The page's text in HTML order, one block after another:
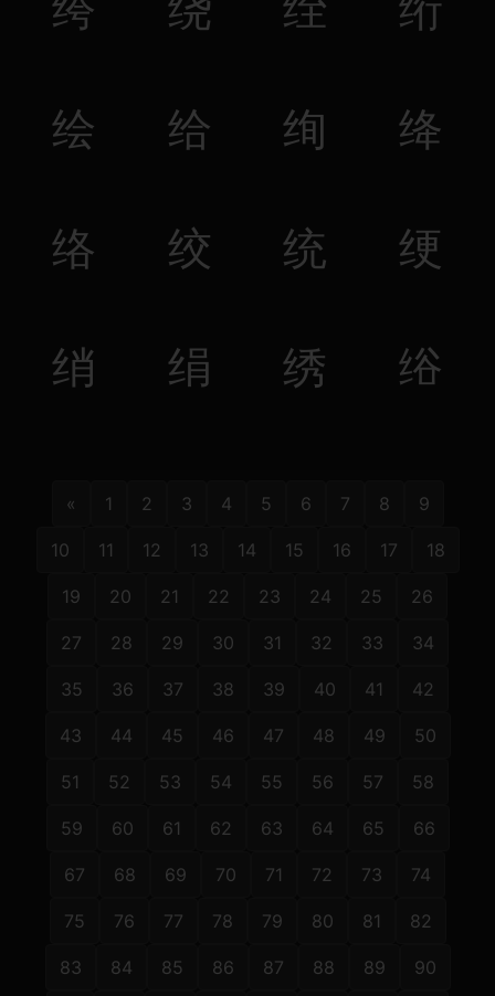
绘 给 绚 绛
络 绞 统 绠
绡 绢 绣 绤
« 1 2 3 4 5 6 7 8 9
10 11 12 13 14 15 16 17 18
19 20 21 22 23 24 25 26
27 28 29 30 31 32 33 34
35 36 37 38 39 40 41 42
43 44 45 46 47 48 49 50
51 52 53 54 55 56 57 58
59 60 61 62 63 64 65 66
67 68 69 70 71 72 73 74
75 76 77 78 79 80 81 82
83 84 85 86 87 88 89 90